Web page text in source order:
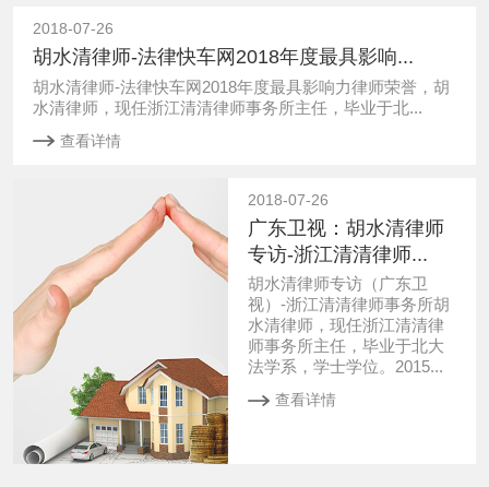
2018-07-26
胡水清律师-法律快车网2018年度最具影响...
胡水清律师-法律快车网2018年度最具影响力律师荣誉，胡
水清律师，现任浙江清清律师事务所主任，毕业于北...
查看详情
2018-07-26
广东卫视：胡水清律师
专访-浙江清清律师...
胡水清律师专访（广东卫
视）-浙江清清律师事务所胡
水清律师，现任浙江清清律
师事务所主任，毕业于北大
法学系，学士学位。2015...
查看详情